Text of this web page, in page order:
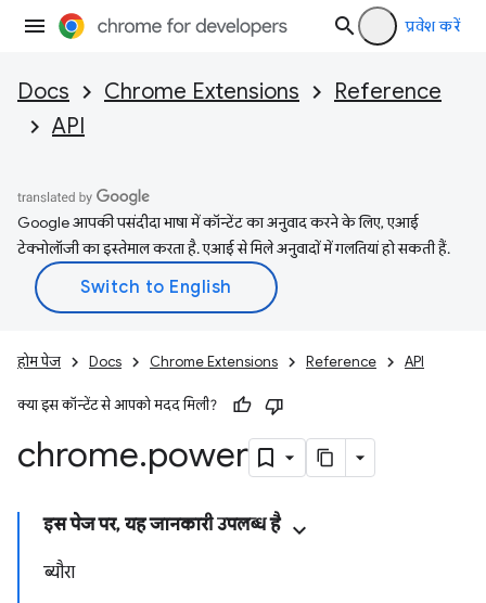
प्रवेश करें
Docs Chrome Extensions
Reference
API
Google आपकी पसंदीदा भाषा में कॉन्टेंट का अनुवाद करने के लिए, एआई
टेक्नोलॉजी का इस्तेमाल करता है. एआई से मिले अनुवादों में गलतियां हो सकती हैं.
होम पेज Docs Chrome Extensions Reference API
क्या इस कॉन्टेंट से आपको मदद मिली?
chrome.power
इस पेज पर, यह जानकारी उपलब्ध है
ब्यौरा